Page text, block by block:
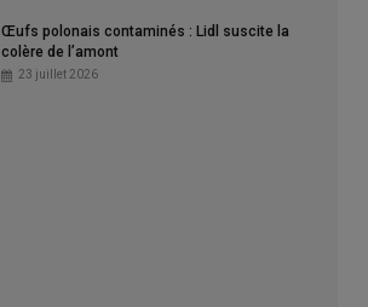
Œufs polonais contaminés : Lidl suscite la
colère de l’amont
23 juillet 2026